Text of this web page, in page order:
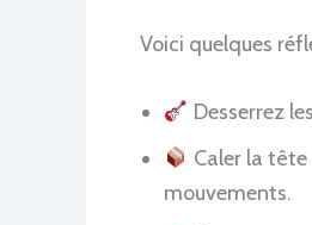
Voici quelques
Desserrez
Caler la
mouvements.